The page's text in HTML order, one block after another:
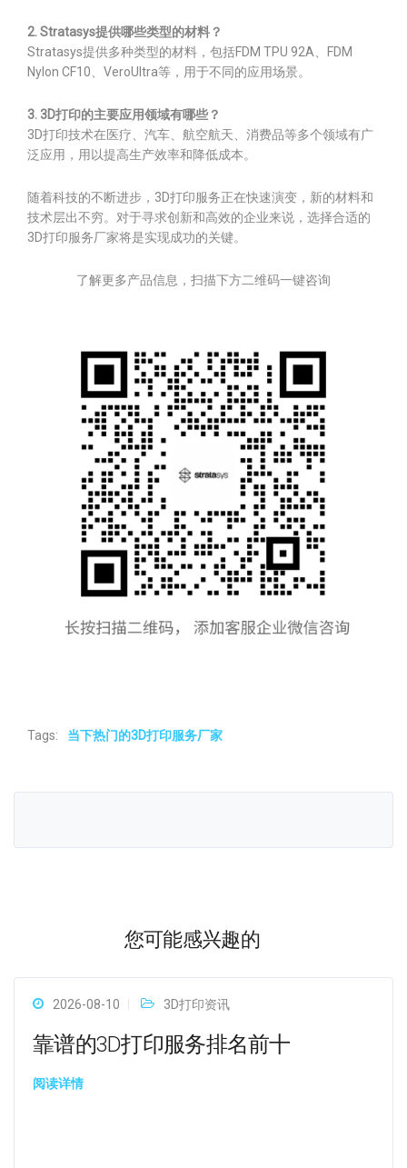
2. Stratasys提供哪些类型的材料？
Stratasys提供多种类型的材料，包括FDM TPU 92A、FDM
Nylon CF10、VeroUltra等，用于不同的应用场景。
3. 3D打印的主要应用领域有哪些？
3D打印技术在医疗、汽车、航空航天、消费品等多个领域有广
泛应用，用以提高生产效率和降低成本。
随着科技的不断进步，3D打印服务正在快速演变，新的材料和
技术层出不穷。对于寻求创新和高效的企业来说，选择合适的
3D打印服务厂家将是实现成功的关键。
了解更多产品信息，扫描下方二维码一键咨询
Tags: 当下热门的3D打印服务厂家
您可能感兴趣的
2026-08-10 3D打印资讯
靠谱的3D打印服务排名前十
阅读详情